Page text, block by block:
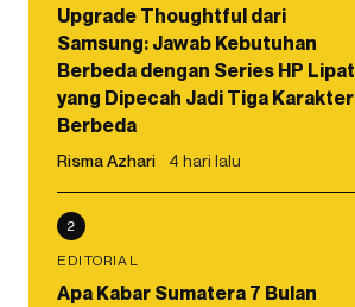
Upgrade Thoughtful dari
Samsung: Jawab Kebutuhan
Berbeda dengan Series HP Lipat
yang Dipecah Jadi Tiga Karakter
Berbeda
Risma Azhari 4 hari lalu
2
EDITORIAL
Apa Kabar Sumatera 7 Bulan